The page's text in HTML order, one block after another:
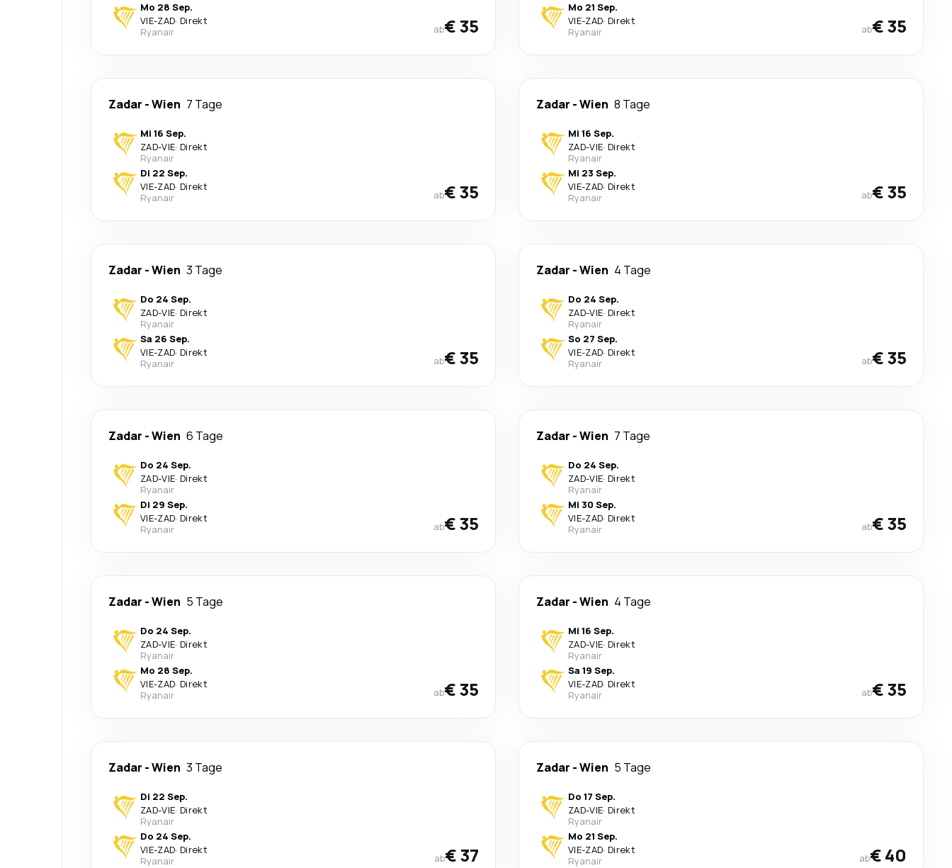
Mo 28 Sep.
VIE-ZAD· Direkt
Ryanair
ab€ 35
Mo 21 Sep.
VIE-ZAD· Direkt
Ryanair
ab€ 35
Zadar -Wien 7 Tage
Mi 16 Sep.
ZAD-VIE· Direkt
Ryanair
Di 22 Sep.
VIE-ZAD· Direkt
Ryanair
ab€ 35
Zadar -Wien 8 Tage
Mi 16 Sep.
ZAD-VIE· Direkt
Ryanair
Mi 23 Sep.
VIE-ZAD· Direkt
Ryanair
ab€ 35
Zadar -Wien 3 Tage
Do 24 Sep.
ZAD-VIE· Direkt
Ryanair
Sa 26 Sep.
VIE-ZAD· Direkt
Ryanair
ab€ 35
Zadar -Wien 4 Tage
Do 24 Sep.
ZAD-VIE· Direkt
Ryanair
So 27 Sep.
VIE-ZAD· Direkt
Ryanair
ab€ 35
Zadar -Wien 6 Tage
Do 24 Sep.
ZAD-VIE· Direkt
Ryanair
Di 29 Sep.
VIE-ZAD· Direkt
Ryanair
ab€ 35
Zadar -Wien 7 Tage
Do 24 Sep.
ZAD-VIE· Direkt
Ryanair
Mi 30 Sep.
VIE-ZAD· Direkt
Ryanair
ab€ 35
Zadar -Wien 5 Tage
Do 24 Sep.
ZAD-VIE· Direkt
Ryanair
Mo 28 Sep.
VIE-ZAD· Direkt
Ryanair
ab€ 35
Zadar -Wien 4 Tage
Mi 16 Sep.
ZAD-VIE· Direkt
Ryanair
Sa 19 Sep.
VIE-ZAD· Direkt
Ryanair
ab€ 35
Zadar -Wien 3 Tage
Di 22 Sep.
ZAD-VIE· Direkt
Ryanair
Do 24 Sep.
VIE-ZAD· Direkt
Ryanair
ab€ 37
Zadar -Wien 5 Tage
Do 17 Sep.
ZAD-VIE· Direkt
Ryanair
Mo 21 Sep.
VIE-ZAD· Direkt
Ryanair
ab€ 40